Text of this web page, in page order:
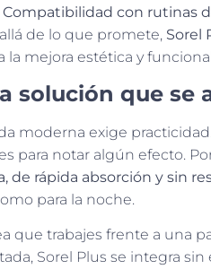
Compatibilidad con rutinas
de lo que promete, Sorel
la mejora estética y
solución que se
moderna exige
para notar algún efecto.
de rápida absorción y sin
para la noche.
que trabajes frente a una
Sorel Plus se integra